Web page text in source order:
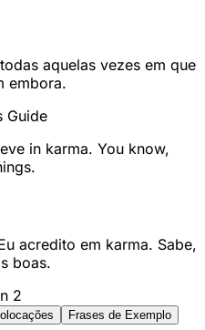
aquelas vezes em que
embora.
Guide
in karma. You know,
acredito em karma. Sabe,
boas.
2
Frases de Exemplo